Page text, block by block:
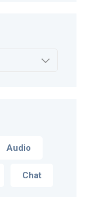
Audio
Chat